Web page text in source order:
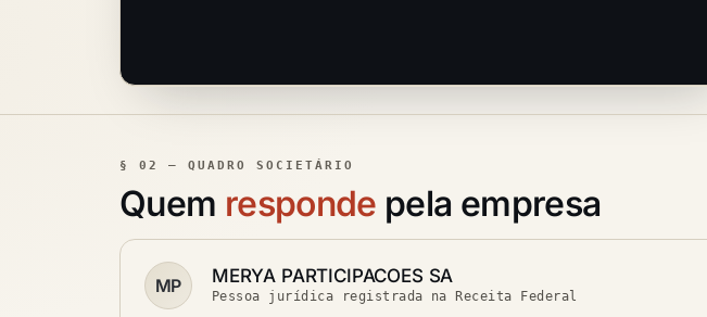
§ 02 — QUADRO SOCIETÁRIO
Quem responde pela empresa
MP MERYA PARTICIPACOES SA
Pessoa jurídica registrada na Receita Federal